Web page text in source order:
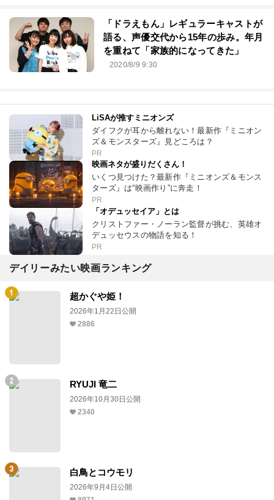
「ドラえもん」レギュラーキャストが
語る、声優交代から15年の歩み。年月
を重ねて「家族的になってきた」
2020/8/9 9:30
LiSAが推すミニオンズ
ダイフクが耳から離れない！最新作『ミニオン
ズ＆モンスターズ』見どころは？
PR
映画ネタが盛りだくさん！
いくつ見つけた？最新作『ミニオンズ＆モンス
ターズ』は“映画作り”に奔走！
PR
「オデュッセイア」とは
クリストファー・ノーラン監督が挑む、英雄オ
デュッセウスの物語を知る！
PR
デイリーみたい映画ランキング
超かぐや姫！
2026年1月22日公開
2886
RYUJI 竜二
2026年10月30日公開
2340
白鳥とコウモリ
2026年9月4日公開